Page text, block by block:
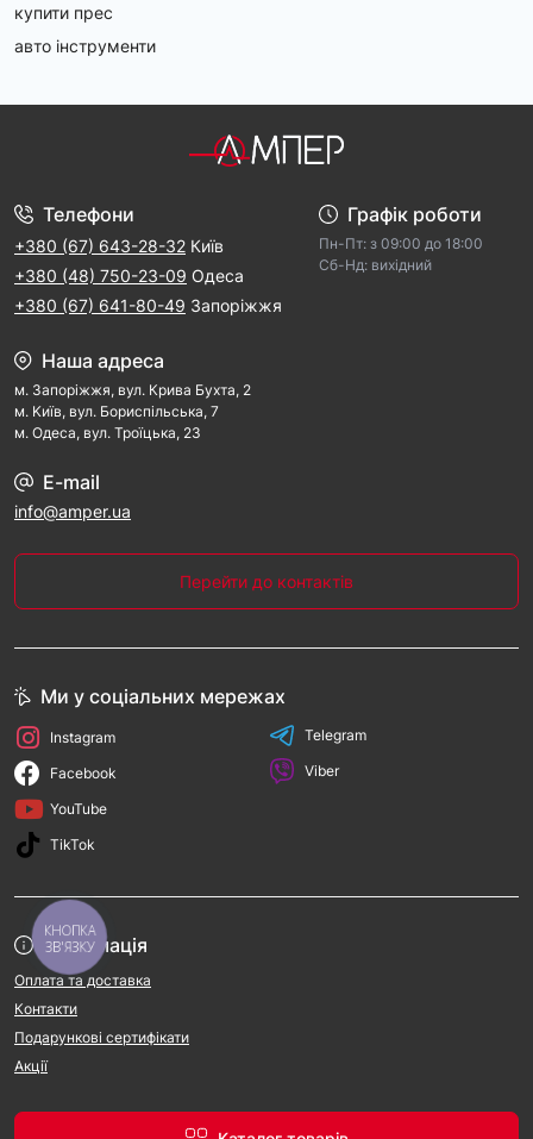
купити прес
авто інструменти
Телефони
+380 (67) 643-28-32 Київ
+380 (48) 750-23-09 Одеса
+380 (67) 641-80-49 Запоріжжя
Графік роботи
Пн-Пт: з 09:00 дo 18:00
Cб-Hд: виxідний
Наша адреса
м. Запорiжжя, вул. Крива Бухта, 2
м. Kиїв, вул. Бориспільська, 7
м. Одеса, вул. Троїцька, 23
E-mail
info@amper.ua
Перейти до контактів
Інформація
Оплата та доставка
Контакти
Подарункові сертифікати
Акції
Ми у соціальних мережах
Instagram
Facebook
YouTube
TikTok
Telegram
Viber
КНОПКА
ЗВ'ЯЗКУ